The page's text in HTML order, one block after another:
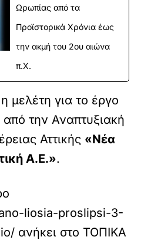
Ωρωπίας από τα
Προϊστορικά Χρόνια έως
την ακμή του 2ου αιώνα
π.Χ.
μελέτη για το έργο
από την Αναπτυξιακή
Αττικής «Νέα
Α.Ε.».
liosia-proslipsi-3-
ανήκει στο ΤΟΠΙΚΑ